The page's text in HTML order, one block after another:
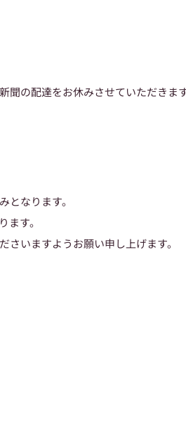
聞の配達をお休みさせていただきます
となります。
ます。
さいますようお願い申し上げます。